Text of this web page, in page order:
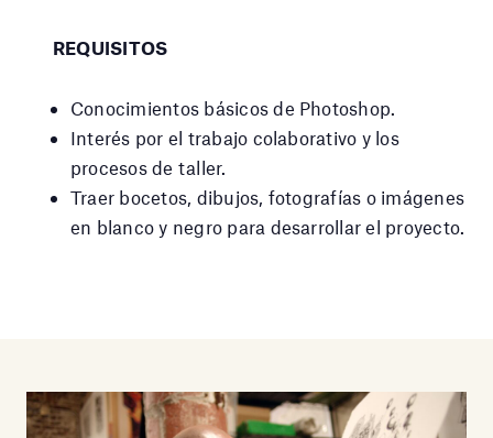
REQUISITOS
Conocimientos básicos de Photoshop.
Interés por el trabajo colaborativo y los
procesos de taller.
Traer bocetos, dibujos, fotografías o imágenes
en blanco y negro para desarrollar el proyecto.